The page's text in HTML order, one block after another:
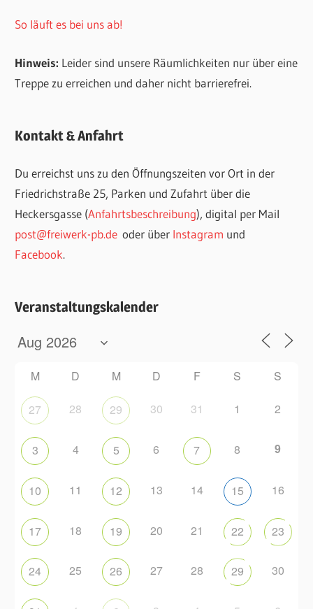
So läuft es bei uns ab!
Hinweis: Leider sind unsere Räumlichkeiten nur über eine
Treppe zu erreichen und daher nicht barrierefrei.
Kontakt & Anfahrt
Du erreichst uns zu den Öffnungszeiten vor Ort in der
Friedrichstraße 25, Parken und Zufahrt über die
Heckersgasse (Anfahrtsbeschreibung), digital per Mail
post@freiwerk-pb.de oder über Instagram und
Facebook.
Veranstaltungskalender
M D M D F S S
27 28 29 30 31 1 2
3 4 5 6 7 8 9
10 11 12 13 14 15 16
17 18 19 20 21 22 23
24 25 26 27 28 29 30